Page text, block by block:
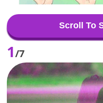
Scroll To
1/7